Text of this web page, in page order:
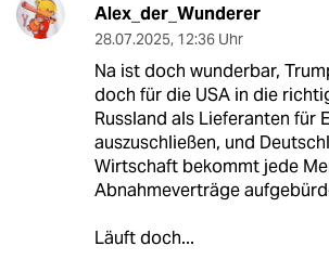
Alex_der_Wunderer
28.07.2025, 12:36 Uhr
Na ist doch wunderbar,
doch für die USA in die
Russland als Lieferanten für
auszuschließen, und
Wirtschaft bekommt jede
Abnahmeverträge
Läuft doch...